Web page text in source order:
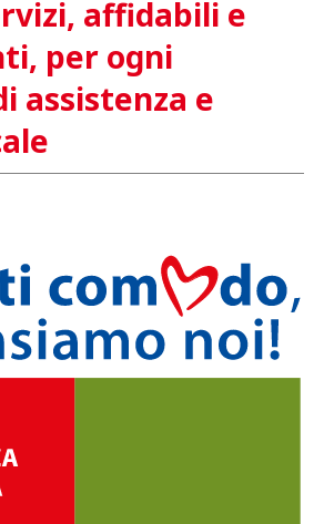
affidabili e
per ogni
assistenza e